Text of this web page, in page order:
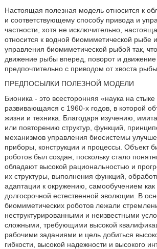
Настоящая полезная модель относится к
и соответствующему способу привода и
частности, хотя не исключительно,
относится к водной биомиметической рыбе
управления биомиметической рыбой так,
движение рыбы вперед, поворот и движение
предпочтительно с приводом от хвоста рыбы.
ПРЕДПОСЫЛКИ ПОЛЕЗНОЙ МОДЕЛИ
Бионика - это всесторонняя «наука на стыке
развивающаяся с 1960-х годов, в которой
жизни и техника. Благодаря изучению,
или повторению структур, функций,
механизмов управления биосистемы
приборы, конструкции и процессы. Объект
роботов был создан, поскольку стало
обладают высокой рациональностью и
их структуры, выполнения функций,
адаптации к окружению, самообучением как
долгосрочной естественной эволюции. В
биомиметических роботов лежали
неструктурированными и неизвестными
сложными, требующими высокой
рабочими заданиями и цель добиться
гибкости, высокой надежности и высокого